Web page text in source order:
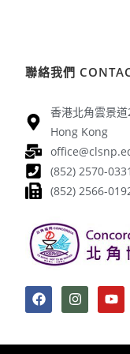
聯絡我們
香港北角雲景
Hong Kong
(852) 2570-0331
(852) 2566-